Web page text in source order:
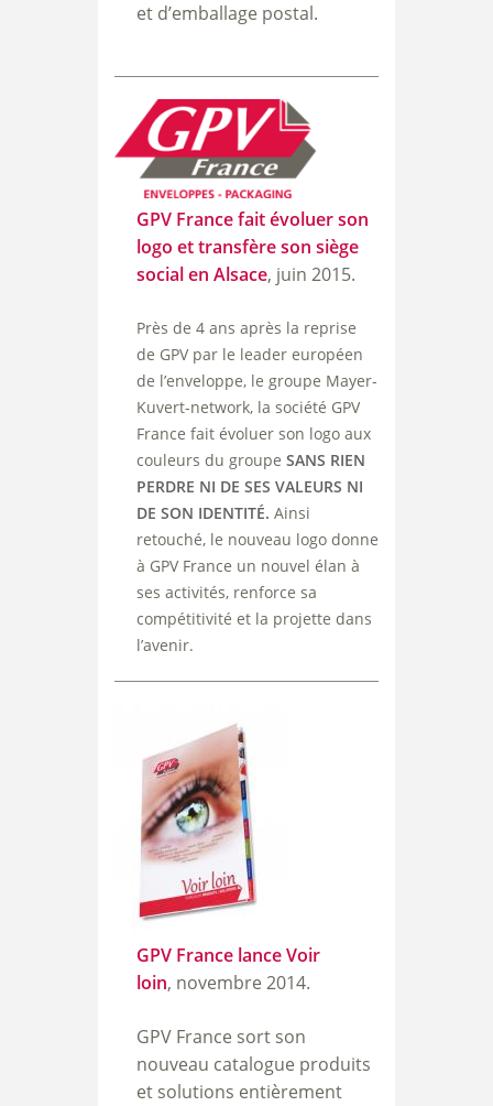
et d’emballage postal.
GPV France fait évoluer son
logo et transfère son siège
social en Alsace, juin 2015.
Près de 4 ans après la reprise
de GPV par le leader européen
de l’enveloppe, le groupe Mayer-
Kuvert-network, la société GPV
France fait évoluer son logo aux
couleurs du groupe SANS RIEN
PERDRE NI DE SES VALEURS NI
DE SON IDENTITÉ. Ainsi
retouché, le nouveau logo donne
à GPV France un nouvel élan à
ses activités, renforce sa
compétitivité et la projette dans
l’avenir.
GPV France lance Voir
loin, novembre 2014.
GPV France sort son
nouveau catalogue produits
et solutions entièrement